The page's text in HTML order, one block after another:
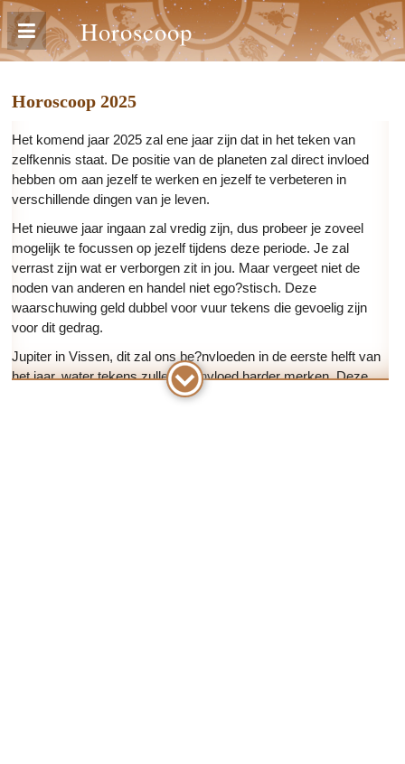
Horoscoop
Horoscoop 2025
Het komend jaar 2025 zal ene jaar zijn dat in het teken van
zelfkennis staat. De positie van de planeten zal direct invloed
hebben om aan jezelf te werken en jezelf te verbeteren in
verschillende dingen van je leven.
Het nieuwe jaar ingaan zal vredig zijn, dus probeer je zoveel
mogelijk te focussen op jezelf tijdens deze periode. Je zal
verrast zijn wat er verborgen zit in jou. Maar vergeet niet de
noden van anderen en handel niet ego?stisch. Deze
waarschuwing geld dubbel voor vuur tekens die gevoelig zijn
voor dit gedrag.
Jupiter in Vissen, dit zal ons be?nvloeden in de eerste helft van
het jaar, water tekens zullen de invloed harder merken. Deze
vertegenwoordigers zijn meestal timide en een beetje terug